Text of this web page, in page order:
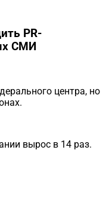
PR-
СМИ
центра, но
вырос в 14 раз.